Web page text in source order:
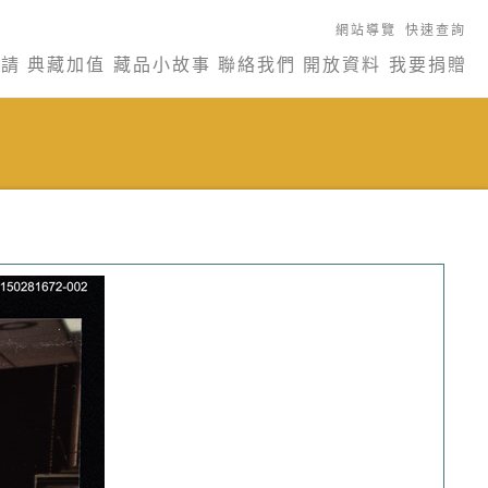
網站導覽 快速查詢
典藏加值 藏品小故事 聯絡我們 開放資料 我要捐贈